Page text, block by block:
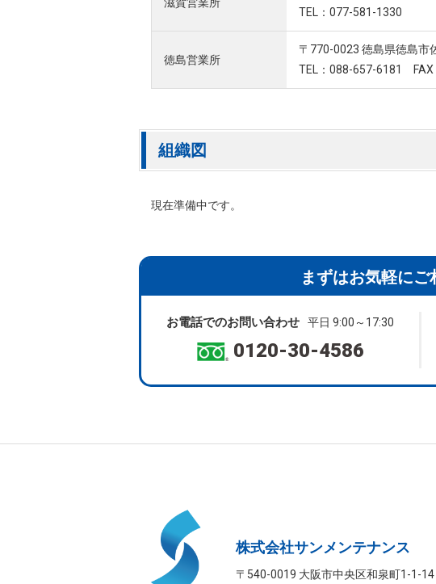
TEL：077-581-1330
徳島営業所
〒770-0023 徳島県徳島
TEL：088-657-6181 FAX
組織図
現在準備中です。
まずはお気軽にご
お電話でのお問い合わせ 平日 9:00～17:30
0120-30-4586
株式会社サンメンテナンス
〒540-0019 大阪市中央区和泉町1-1-14